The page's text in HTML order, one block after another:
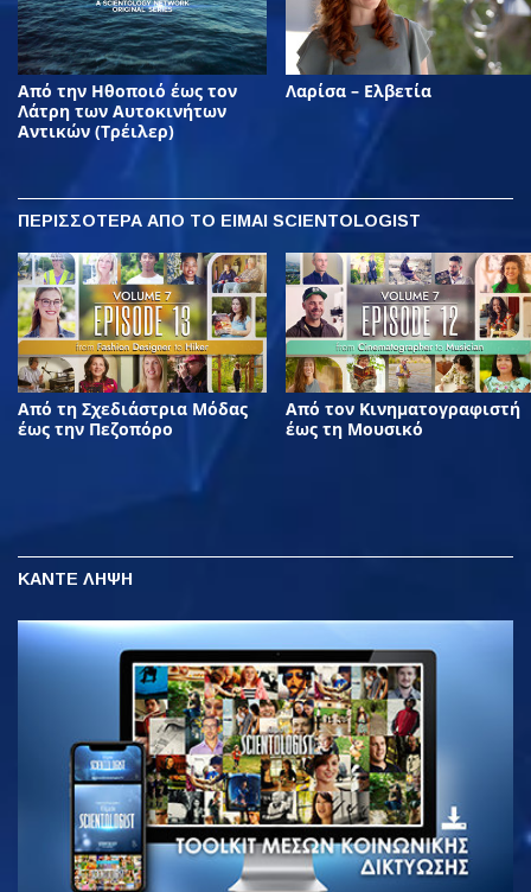
Από την Ηθοποιό έως τον
Λάτρη των Αυτοκινήτων
Αντικών (Τρέιλερ)
Λαρίσα – Ελβετία
ΠΕΡΙΣΣΟΤΕΡΑ ΑΠΟ ΤΟ ΕΙΜΑΙ SCIENTOLOGIST
Από τη Σχεδιάστρια Μόδας
έως την Πεζοπόρο
Από τον Κινηματογραφιστή
έως τη Μουσικό
ΚΑΝΤΕ ΛΗΨΗ